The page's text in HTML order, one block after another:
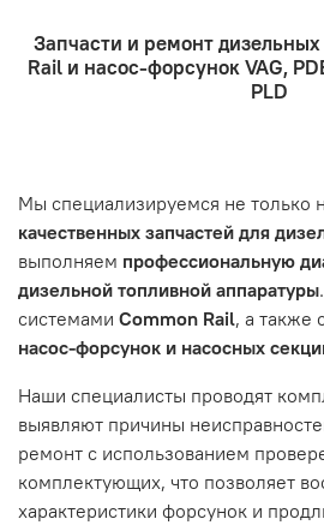
- Оформление заказа
Проверьте правильность ввода
курьерская служба.
- Отправка по России и СНГ
ремонтом, подразумевается, что
находится в хорошем состоянии
знакомы с основными правилами
неисправности, вызванные
обслуживания или эксплуатации
возникнут проблемы с
мы обязательно разберемся в
решение. Однако если проблема
перечисленных выше факторов,
Гарантия не распространяется на
Истек гарантийный срок.
Товар является расходным
Запчасти и ремонт
Rail и насос-форсунок VAG,
PLD
Мы специализируемся не только
качественных запчастей для
выполняем профессиональную
дизельной топливной аппаратуры
системами Common Rail, а также
насос-форсунок и насосных
Наши специалисты проводят
выявляют причины
ремонт с использованием
комплектующих, что позволяет
характеристики форсунок и